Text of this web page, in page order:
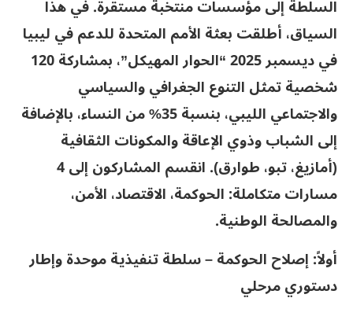
السلطة إلى مؤسسات منتخبة مستقرة. في هذا
السياق، أطلقت بعثة الأمم المتحدة للدعم في ليبيا
في ديسمبر 2025 “الحوار المهيكل”، بمشاركة 120
شخصية تمثل التنوع الجغرافي والسياسي
والاجتماعي الليبي، بنسبة 35% من النساء، بالإضافة
إلى الشباب وذوي الإعاقة والمكونات الثقافية
(أمازيغ، تبو، طوارق). انقسم المشاركون إلى 4
مسارات متكاملة: الحوكمة، الاقتصاد، الأمن،
والمصالحة الوطنية.
أولاً: إصلاح الحوكمة – سلطة تنفيذية موحدة وإطار
دستوري مرحلي